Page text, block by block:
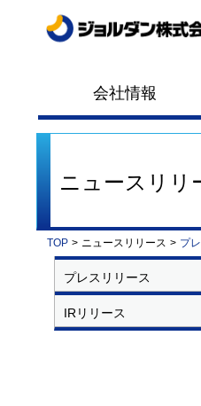
会社情報
ニュースリリ
TOP > ニュースリリース > プ
プレスリリース
IRリリース